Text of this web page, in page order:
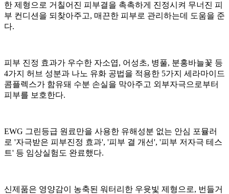
한 제형으로 거칠어진 피부결을 촉촉하게 진정시켜 무너진 피
부 컨디션을 되찾아주고, 매끈한 피부로 관리하는데 도움을 준
다.
피부 진정 효과가 우수한 자소엽, 어성초, 병풀, 분홍바늘꽃 등
4가지 허브 성분과 나노 유화 공법을 적용한 5가지 세라마이드
콤플렉스가 함유돼 수분 손실을 막아주고 외부자극으로부터
피부를 보호한다.
EWG 그린등급 원료만을 사용한 유해성분 없는 안심 포뮬러
로 '자극받은 피부진정 효과', '피부 결 개선', '피부 저자극 테스
트' 등 임상실험도 완료했다.
신제품은 영양감이 농축된 워터리한 우윳빛 제형으로, 번들거